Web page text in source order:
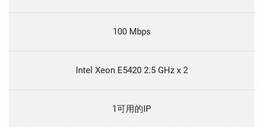
100 Mbps
Intel Xeon E5420 2.5 GHz x 2
1可用的IP